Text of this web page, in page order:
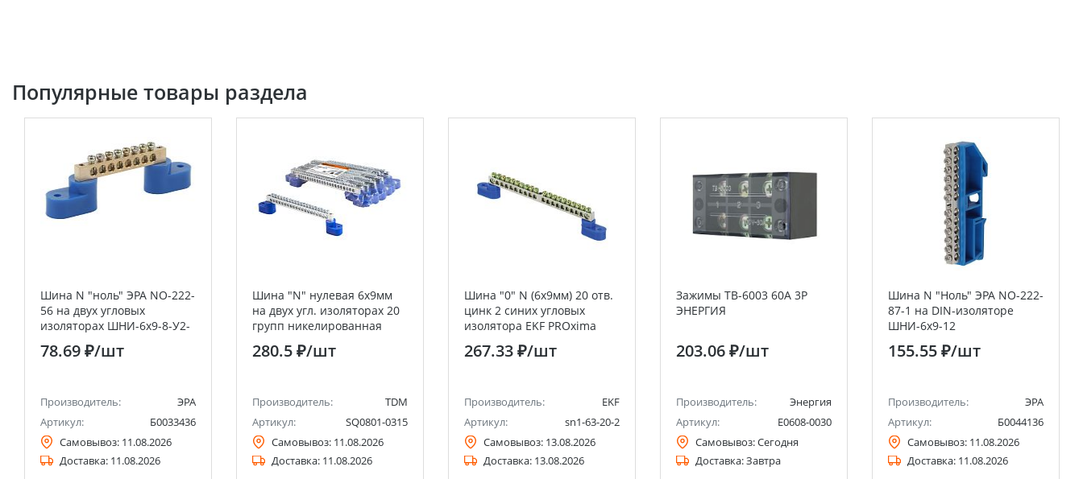
Популярные товары раздела
Шина N "ноль" ЭРА NO-222-
56 на двух угловых
изоляторах ШНИ-6х9-8-У2-
синий (10/400/6
78.69 ₽/шт
Производитель:
ЭРА
Артикул:
Б0033436
Самовывоз: 11.08.2026
Доставка: 11.08.2026
Шина "N" нулевая 6х9мм
на двух угл. изоляторах 20
групп никелированная
280.5 ₽/шт
Производитель:
TDM
Артикул:
SQ0801-0315
Самовывоз: 11.08.2026
Доставка: 11.08.2026
Шина "0" N (6x9мм) 20 отв.
цинк 2 синих угловых
изолятора EKF PROxima
267.33 ₽/шт
Производитель:
EKF
Артикул:
sn1-63-20-2
Самовывоз: 13.08.2026
Доставка: 13.08.2026
Зажимы ТВ-6003 60А 3Р
ЭНЕРГИЯ
203.06 ₽/шт
Производитель:
Энергия
Артикул:
Е0608-0030
Самовывоз:Сегодня
Доставка:Завтра
Шина N "Ноль" ЭРА NO-222-
87-1 на DIN-изоляторе
ШНИ-6х9-12
никелированная Д-Синий
155.55 ₽/шт
Производитель:
ЭРА
Артикул:
Б0044136
Самовывоз: 11.08.2026
Доставка: 11.08.2026